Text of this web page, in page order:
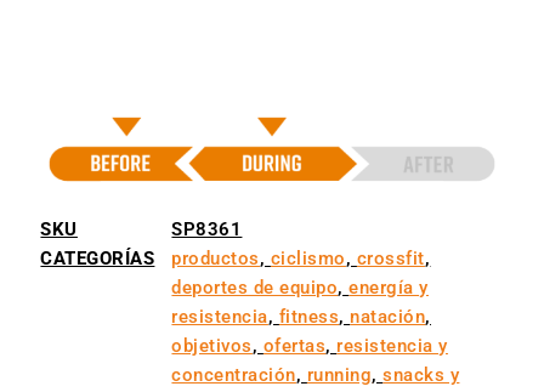
SKU
SP8361
CATEGORÍAS
productos, ciclismo, crossfit,
deportes de equipo,energía y
resistencia, fitness,natación,
objetivos, ofertas, resistencia y
concentración, running,snacks y